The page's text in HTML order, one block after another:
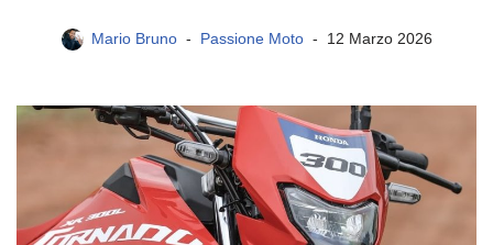
Mario Bruno Passione Moto 12 Marzo 2026